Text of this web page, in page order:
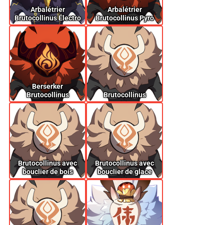
Arbalétrier
Brutocollinus Électro
Arbalétrier
Brutocollinus Pyro
Berserker
Brutocollinus
Brutocollinus
Brutocollinus avec
bouclier de bois
Brutocollinus avec
bouclier de glace